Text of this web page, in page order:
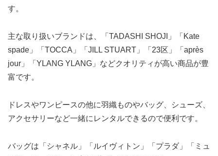
す。
主な取り扱いブランドは、「TADASHI SHOJI」「Kate
spade」「TOCCA」「JILL STUART」「23区」「après
jour」「YLANG YLANG」などクオリティが高い商品が豊
富です。
ドレスやワンピースの他に羽織ものやバッグ、シューズ、
アクセサリーなど一緒にレンタルできるので便利です。
バッグは「シャネル」「ルイヴィトン」「プラダ」「ミュ